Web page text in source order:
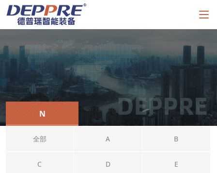
N
全部 A B
C D E